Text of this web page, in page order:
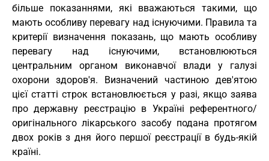
більше показаннями, які вважаються такими, що
мають особливу перевагу над існуючими. Правила та
критерії визначення показань, що мають особливу
перевагу над існуючими, встановлюються
центральним органом виконавчої влади у галузі
охорони здоров'я. Визначений частиною дев'ятою
цієї статті строк встановлюється у разі, якщо заява
про державну реєстрацію в Україні референтного/
оригінального лікарського засобу подана протягом
двох років з дня його першої реєстрації в будь-якій
країні.